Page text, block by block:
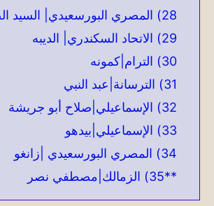
28) المصري البورسعيدي| السيد الضيظوي
29) الاتحاد السكندري| الديبه
30) الترام|كمونه
31) الترسانة|عبد النبي
32) الإسماعيلي|صلاح أبو جريشة
33) الإسماعيلي|بيدهو
34) المصري البورسعيدي |زانغو
**35) الزمالك|مصطفي نصر